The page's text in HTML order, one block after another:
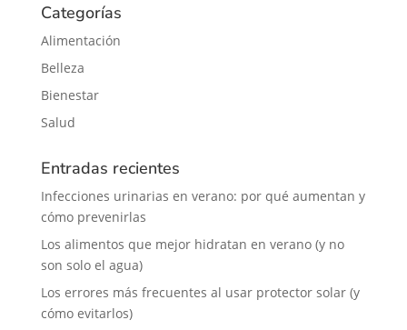
Categorías
Alimentación
Belleza
Bienestar
Salud
Entradas recientes
Infecciones urinarias en verano: por qué aumentan y
cómo prevenirlas
Los alimentos que mejor hidratan en verano (y no
son solo el agua)
Los errores más frecuentes al usar protector solar (y
cómo evitarlos)